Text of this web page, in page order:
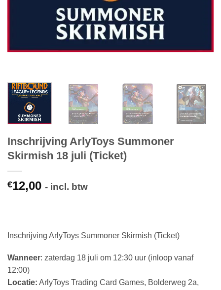
Inschrijving ArlyToys Summoner
Skirmish 18 juli (Ticket)
€12,00 - incl. btw
Inschrijving ArlyToys Summoner Skirmish (Ticket)
Wanneer: zaterdag 18 juli om 12:30 uur (inloop vanaf
12:00)
Locatie: ArlyToys Trading Card Games, Bolderweg 2a,